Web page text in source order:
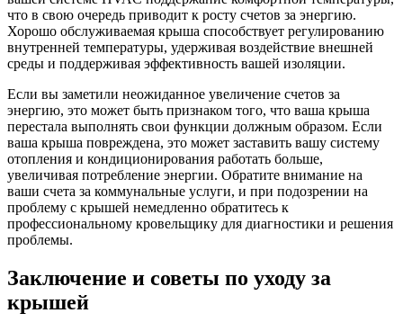
что в свою очередь приводит к росту счетов за энергию.
Хорошо обслуживаемая крыша способствует регулированию
внутренней температуры, удерживая воздействие внешней
среды и поддерживая эффективность вашей изоляции.
Если вы заметили неожиданное увеличение счетов за
энергию, это может быть признаком того, что ваша крыша
перестала выполнять свои функции должным образом. Если
ваша крыша повреждена, это может заставить вашу систему
отопления и кондиционирования работать больше,
увеличивая потребление энергии. Обратите внимание на
ваши счета за коммунальные услуги, и при подозрении на
проблему с крышей немедленно обратитесь к
профессиональному кровельщику для диагностики и решения
проблемы.
Заключение и советы по уходу за
крышей